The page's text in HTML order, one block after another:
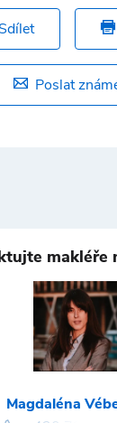
Sdílet
Poslat
makléře
Magdaléna